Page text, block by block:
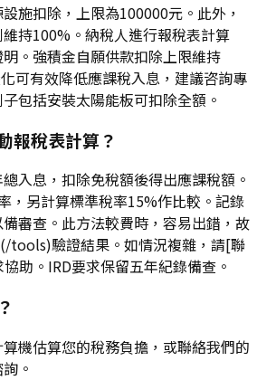
施扣除，上限為100000元。此外，
持100%。納稅人進行報稅表計算
。強積金自願供款扣除上限維持
可有效降低應課稅入息，建議咨詢專
包括安裝太陽能板可扣除全額。
報稅表計算？
入息，扣除免稅額後得出應課稅額。
，另計算標準稅率15%作比較。記錄
審查。此方法較費時，容易出錯，故
tools)驗證結果。如情況複雜，請[聯
助。IRD要求保留五年紀錄備查。
機估算您的稅務負擔，或聯絡我們的
。